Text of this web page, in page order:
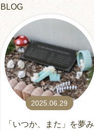
BLOG
2025.06.29
「いつか、また」を夢み